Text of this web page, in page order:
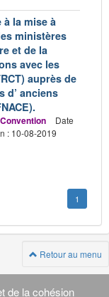
la mise à
ministères
et de la
avec les
auprès de
d’ anciens
Convention
Date
: 10-08-2019
1
Retour au menu
de la cohésion